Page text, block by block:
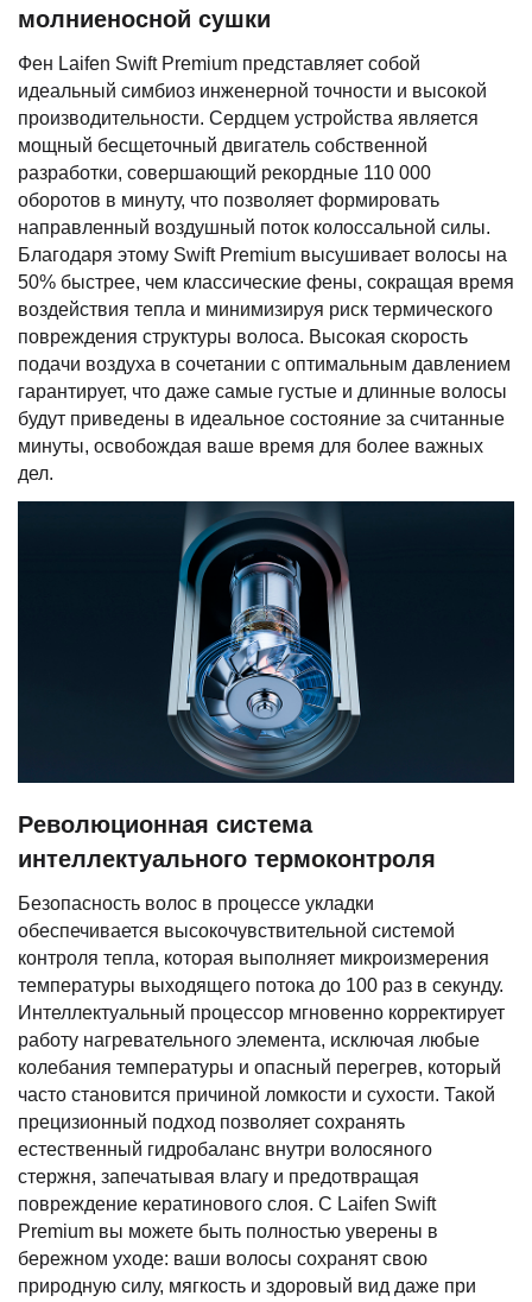
молниеносной сушки
Фен Laifen Swift Premium представляет собой
идеальный симбиоз инженерной точности и высокой
производительности. Сердцем устройства является
мощный бесщеточный двигатель собственной
разработки, совершающий рекордные 110 000
оборотов в минуту, что позволяет формировать
направленный воздушный поток колоссальной силы.
Благодаря этому Swift Premium высушивает волосы на
50% быстрее, чем классические фены, сокращая время
воздействия тепла и минимизируя риск термического
повреждения структуры волоса. Высокая скорость
подачи воздуха в сочетании с оптимальным давлением
гарантирует, что даже самые густые и длинные волосы
будут приведены в идеальное состояние за считанные
минуты, освобождая ваше время для более важных
дел.
Революционная система
интеллектуального термоконтроля
Безопасность волос в процессе укладки
обеспечивается высокочувствительной системой
контроля тепла, которая выполняет микроизмерения
температуры выходящего потока до 100 раз в секунду.
Интеллектуальный процессор мгновенно корректирует
работу нагревательного элемента, исключая любые
колебания температуры и опасный перегрев, который
часто становится причиной ломкости и сухости. Такой
прецизионный подход позволяет сохранять
естественный гидробаланс внутри волосяного
стержня, запечатывая влагу и предотвращая
повреждение кератинового слоя. С Laifen Swift
Premium вы можете быть полностью уверены в
бережном уходе: ваши волосы сохранят свою
природную силу, мягкость и здоровый вид даже при